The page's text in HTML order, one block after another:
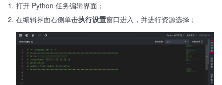
打开 Python 任务编辑界面；
在编辑界面右侧单击执行设置窗口进入，并进行资源选择；